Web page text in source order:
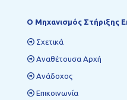
Ο Mηχανισμός Στήριξης
Σχετικά
Αναθέτουσα Αρχή
Ανάδοχος
Επικοινωνία